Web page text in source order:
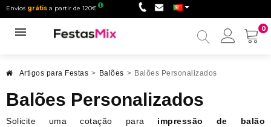
Envios grátis a partir de 120€
0
Minha
Artigos para Festas > Balões > Balões Personalizados
Balões Personalizados
Solicite uma cotação para impressão de balão